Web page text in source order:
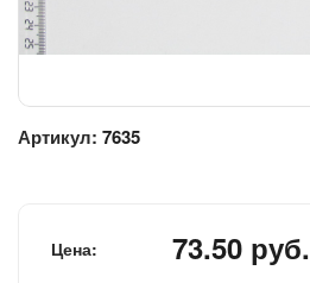
Артикул: 7635
Цена: 73.50 руб.